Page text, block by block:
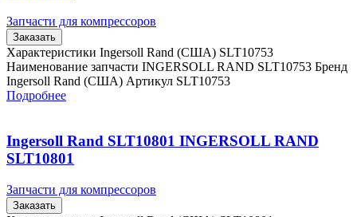
Запчасти для компрессоров
Заказать
Характеристики Ingersoll Rand (США) SLT10753
Наименование запчасти INGERSOLL RAND SLT10753 Бренд
Ingersoll Rand (США) Артикул SLT10753
Подробнее
Ingersoll Rand SLT10801 INGERSOLL RAND
SLT10801
Запчасти для компрессоров
Заказать